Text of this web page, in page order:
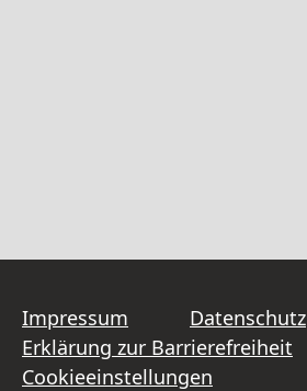
Impressum
Datenschutz
Erklärung zur Barrierefreiheit
Cookieeinstellungen